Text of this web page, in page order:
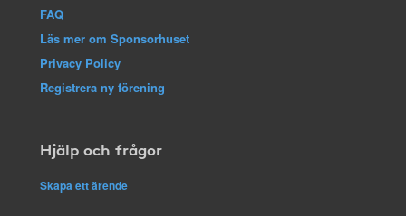
FAQ
Läs mer om Sponsorhuset
Privacy Policy
Registrera ny förening
Hjälp och frågor
Skapa ett ärende